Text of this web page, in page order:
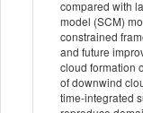
compared with
model (SCM)
constrained
and future
cloud formation
of downwind
time-integrated